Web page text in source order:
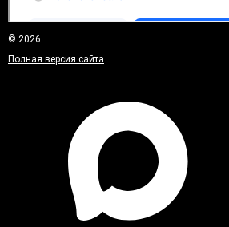
© 2026
Полная версия сайта